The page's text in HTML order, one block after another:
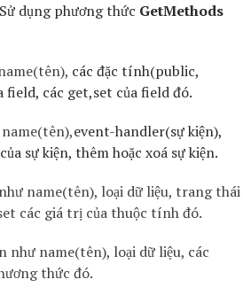
dụng phương thức GetMethods
các đặc tính(public,
field, các get,set của field đó.
event-handler(sự kiện),
sự kiện, thêm hoặc xoá sự kiện.
name(tên), loại dữ liệu, trang thái
các giá trị của thuộc tính đó.
như name(tên), loại dữ liệu, các
thức đó.